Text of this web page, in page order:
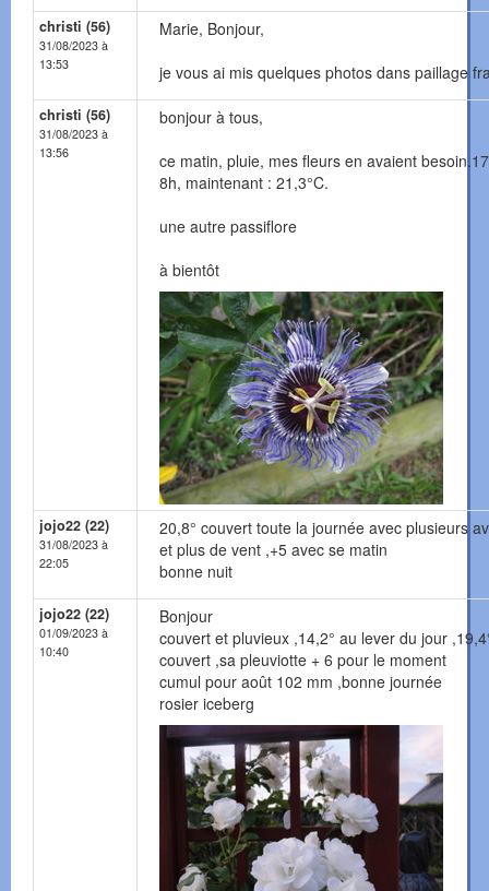
christi (56)
31/08/2023 à
13:53
Marie, Bonjour,
je vous ai mis quelques photos dans paillage
christi (56)
31/08/2023 à
13:56
bonjour à tous,
ce matin, pluie, mes fleurs en avaient
8h, maintenant : 21,3°C.
une autre passiflore
à bientôt
jojo22 (22)
31/08/2023 à
22:05
20,8° couvert toute la journée avec plusieurs
et plus de vent ,+5 avec se matin
bonne nuit
jojo22 (22)
01/09/2023 à
10:40
Bonjour
couvert et pluvieux ,14,2° au lever du jour
couvert ,sa pleuviotte + 6 pour le moment
cumul pour août 102 mm ,bonne journée
rosier iceberg